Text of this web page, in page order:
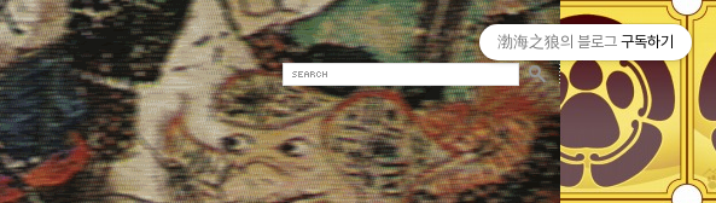
渤海之狼의 블로그 구독하기